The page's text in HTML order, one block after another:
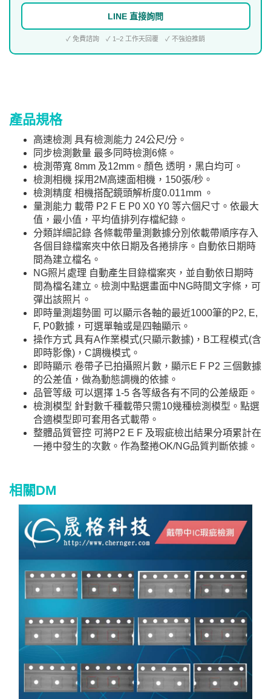
LINE 直接詢問
✓ 免費諮詢 ✓ 1–2 工作天回覆 ✓ 不強迫推銷
產品規格
高速檢測 具有檢測能力 24公尺/分。
同步檢測數量 最多同時檢測6條。
檢測帶寬 8mm 及12mm。顏色 透明，黑白均可。
檢測相機 採用2M高速面相機，150張/秒。
檢測精度 相機搭配鏡頭解析度0.011mm 。
量測能力 載帶 P2 F E P0 X0 Y0 等六個尺寸。依最大
值，最小值，平均值排列存檔紀錄。
分類詳細記錄 各條載帶量測數據分別依載帶順序存入
各個目錄檔案夾中依日期及各捲排序。自動依日期時
間為建立檔名。
NG照片處理 自動產生目錄檔案夾，並自動依日期時
間為檔名建立。檢測中點選畫面中NG時間文字條，可
彈出該照片。
即時量測趨勢圖 可以顯示各軸的最近1000筆的P2, E,
F, P0數據，可選單軸或是四軸顯示。
操作方式 具有A作業模式(只顯示數據)，B工程模式(含
即時影像)，C調機模式。
即時顯示 卷帶子已拍攝照片數，顯示E F P2 三個數據
的公差值，做為動態調機的依據。
品管等級 可以選擇 1-5 各等級各有不同的公差級距。
檢測模型 針對數千種載帶只需10幾種檢測模型。點選
合適模型即可套用各式載帶。
整體品質管控 可將P2 E F 及瑕疵檢出結果分項累計在
一捲中發生的次數。作為整捲OK/NG品質判斷依據。
相關DM